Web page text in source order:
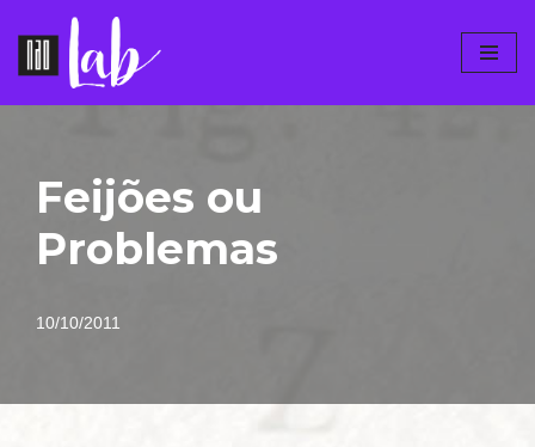
Pular
Feijões ou
Problemas
10/10/2011